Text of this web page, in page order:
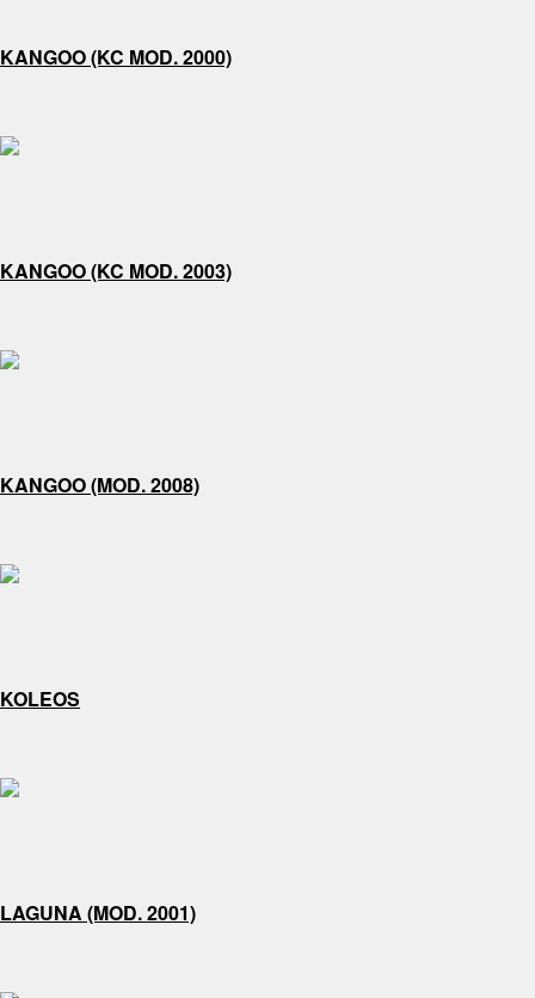
KANGOO (KC MOD. 2000)
KANGOO (KC MOD. 2003)
KANGOO (MOD. 2008)
KOLEOS
LAGUNA (MOD. 2001)